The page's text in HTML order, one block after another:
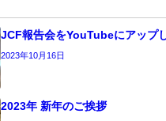
JCF報告会をYouTubeにアップ
2023年10月16日
2023年 新年のご挨拶